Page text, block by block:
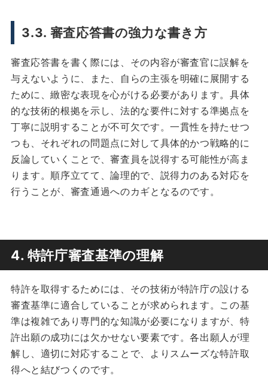
3.3. 審査応答書の強力な書き方
審査応答書を書く際には、その内容が審査官に誤解を
与えないように、また、自らの主張を明確に展開する
ために、緻密な表現を心がける必要があります。具体
的な技術的根拠を示し、法的な要件に対する準拠点を
丁寧に説明することが不可欠です。一貫性を持たせつ
つも、それぞれの問題点に対して具体的かつ戦略的に
反論していくことで、審査員を説得する可能性が高ま
ります。順序立てて、論理的で、説得力のある対応を
行うことが、審査通過へのカギとなるのです。
4. 特許庁審査基準の理解
特許を取得するためには、その技術が特許庁の設ける
審査基準に適合していることが求められます。この基
準は複雑であり専門的な知識が必要になりますが、特
許出願の成功には欠かせない要素です。各出願人が理
解し、適切に対応することで、よりスムーズな特許取
得へと結びつくのです。